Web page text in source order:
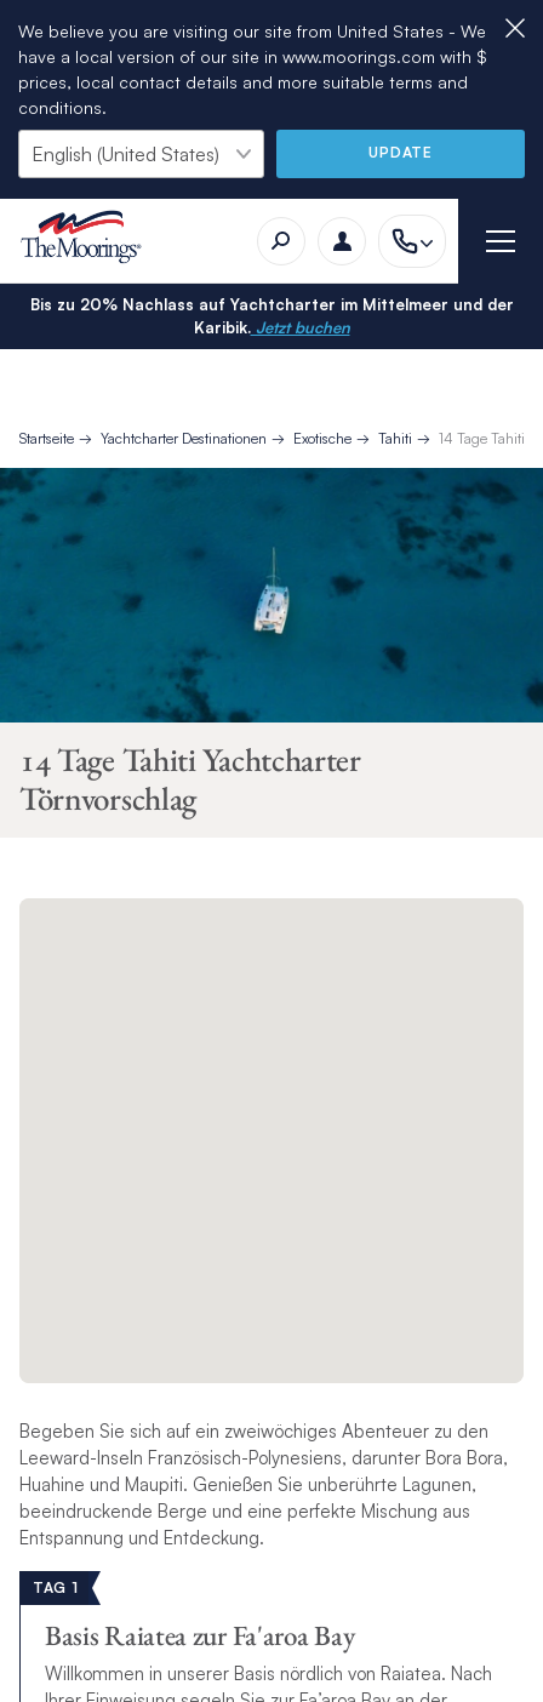
We believe you are visiting our site from United States - We
have a local version of our site in www.moorings.com with $
prices, local contact details and more suitable terms and
conditions.
UPDATE
Bis zu 20% Nachlass auf Yachtcharter im Mittelmeer und der
Karibik.Jetzt buchen
Startseite Yachtcharter Destinationen Exotische Tahiti 14 Tage Tahiti
14 Tage Tahiti Yachtcharter
Törnvorschlag
Begeben Sie sich auf ein zweiwöchiges Abenteuer zu den
Leeward-Inseln Französisch-Polynesiens, darunter Bora Bora,
Huahine und Maupiti. Genießen Sie unberührte Lagunen,
beeindruckende Berge und eine perfekte Mischung aus
Entspannung und Entdeckung.
TAG 1
Basis Raiatea zur Fa'aroa Bay
Willkommen in unserer Basis nördlich von Raiatea. Nach